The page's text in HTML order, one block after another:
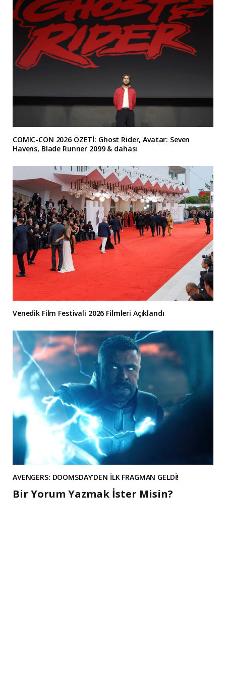
COMIC-CON 2026 ÖZETİ: Ghost Rider, Avatar: Seven
Havens, Blade Runner 2099 & dahası
Venedik Film Festivali 2026 Filmleri Açıklandı
AVENGERS: DOOMSDAY’DEN İLK FRAGMAN GELDİ!
Bir Yorum Yazmak İster Misin?